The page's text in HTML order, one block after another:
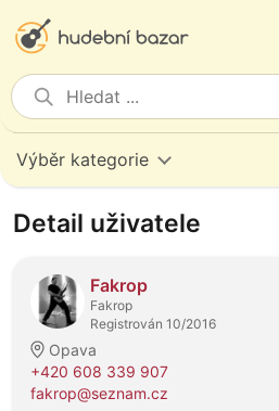
Výběr kategorie
Detail uživatele
Fakrop
Fakrop
Registrován 10/2016
Opava
+420 608 339 907
fakrop@seznam.cz